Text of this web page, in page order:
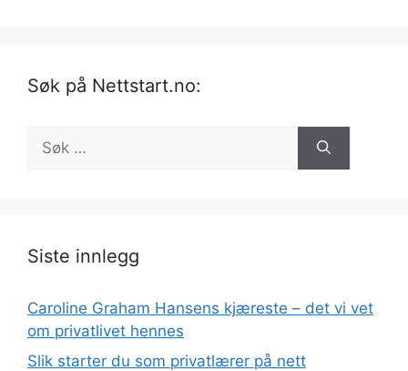
Søk på Nettstart.no:
etter:
Siste innlegg
Caroline Graham Hansens kjæreste – det vi vet
om privatlivet hennes
Slik starter du som privatlærer på nett